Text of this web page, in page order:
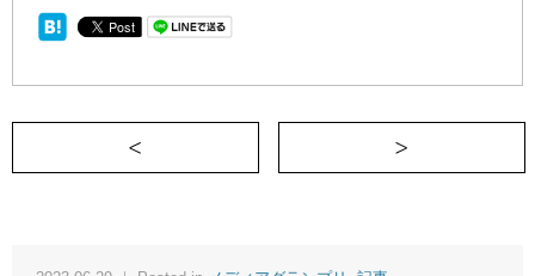
＜ 「敗者こそおいしいポジションだ」と